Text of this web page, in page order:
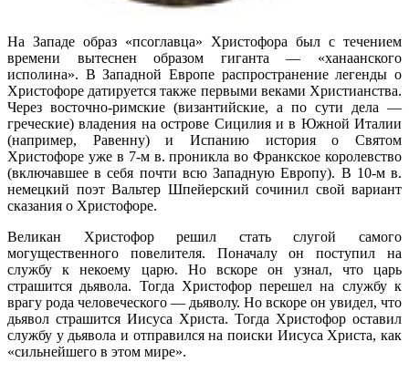
На Западе образ «псоглавца» Христофора был с течением
времени вытеснен образом гиганта — «ханаанского
исполина». В Западной Европе распространение легенды о
Христофоре датируется также первыми веками Христианства.
Через восточно-римские (византийские, а по сути дела —
греческие) владения на острове Сицилия и в Южной Италии
(например, Равенну) и Испанию история о Святом
Христофоре уже в 7-м в. проникла во Франкское королевство
(включавшее в себя почти всю Западную Европу). В 10-м в.
немецкий поэт Вальтер Шпейерский сочинил свой вариант
сказания о Христофоре.
Великан Христофор решил стать слугой самого
могущественного повелителя. Поначалу он поступил на
службу к некоему царю. Но вскоре он узнал, что царь
страшится дьявола. Тогда Христофор перешел на службу к
врагу рода человеческого — дьяволу. Но вскоре он увидел, что
дьявол страшится Иисуса Христа. Тогда Христофор оставил
службу у дьявола и отправился на поиски Иисуса Христа, как
«сильнейшего в этом мире».